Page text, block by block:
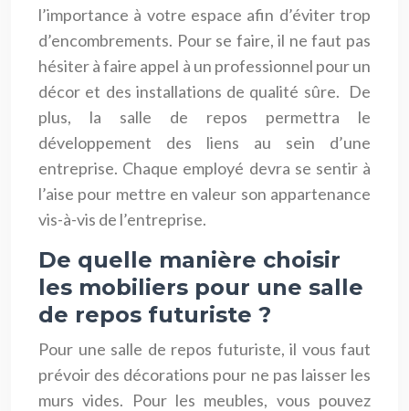
l’importance à votre espace afin d’éviter trop
d’encombrements. Pour se faire, il ne faut pas
hésiter à faire appel à un professionnel pour un
décor et des installations de qualité sûre. De
plus, la salle de repos permettra le
développement des liens au sein d’une
entreprise. Chaque employé devra se sentir à
l’aise pour mettre en valeur son appartenance
vis-à-vis de l’entreprise.
De quelle manière choisir
les mobiliers pour une salle
de repos futuriste ?
Pour une salle de repos futuriste, il vous faut
prévoir des décorations pour ne pas laisser les
murs vides. Pour les meubles, vous pouvez